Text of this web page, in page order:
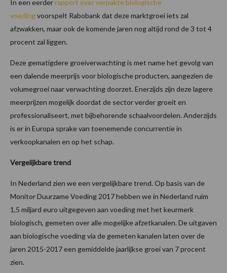
In een eerderrapport over verpakte biologische
voedingvoorspelt Rabobank dat deze marktgroei iets zal
afzwakken, maar ook de komende jaren nog altijd rond de 3 tot 4
procent zal liggen.
Deze gematigdere groeiverwachting is met name het gevolg van
een dalende meerprijs voor biologische producten, aangezien de
volumegroei naar verwachting doorzet. Enerzijds zijn deze lagere
meerprijzen mogelijk doordat de sector verder groeit en
professionaliseert, met bijbehorende schaalvoordelen. Anderzijds
is er in Europa sprake van toenemende concurrentie in
verkoopkanalen en op het schap.
Vergelijkbare trend
In Nederland zien we een vergelijkbare trend. Op basis van de
Monitor Duurzame Voeding 2017 hebben we in Nederland ruim
1,5 miljard euro uitgegeven aan voeding met het keurmerk
biologisch, gemeten over alle mogelijke afzetkanalen. De uitgaven
aan biologische voeding via de gemeten kanalen laten over de
jaren 2015-2017 een gemiddelde jaarlijkse groei van 7 procent
zien.